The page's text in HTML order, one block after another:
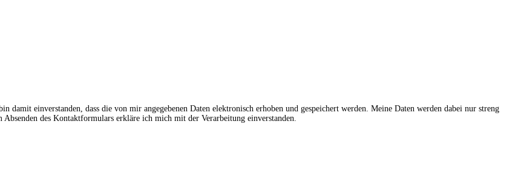
einverstanden, dass die von mir angegebenen Daten elektronisch erhoben und gespeichert werden. Meine Daten werden dabei nur streng
des Kontaktformulars erkläre ich mich mit der Verarbeitung einverstanden.